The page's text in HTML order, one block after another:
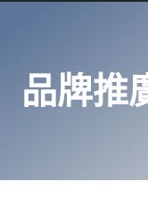
品牌推